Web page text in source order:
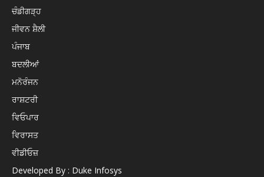
ਚੰਡੀਗੜ੍ਹ
ਜੀਵਨ ਸ਼ੈਲੀ
ਪੰਜਾਬ
ਬਦਲੀਆਂ
ਮਨੋਰੰਜਨ
ਰਾਸ਼ਟਰੀ
ਵਿਓਪਾਰ
ਵਿਰਾਸਤ
ਵੀਡੀਓਜ਼
Developed By : Duke Infosys